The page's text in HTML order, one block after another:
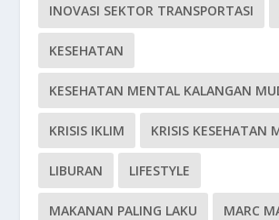
INOVASI SEKTOR TRANSPORTASI
KESEHATAN
KESEHATAN MENTAL KALANGAN
KRISIS IKLIM KRISIS KESEHATAN
LIBURAN LIFESTYLE
MAKANAN PALING LAKU MARC